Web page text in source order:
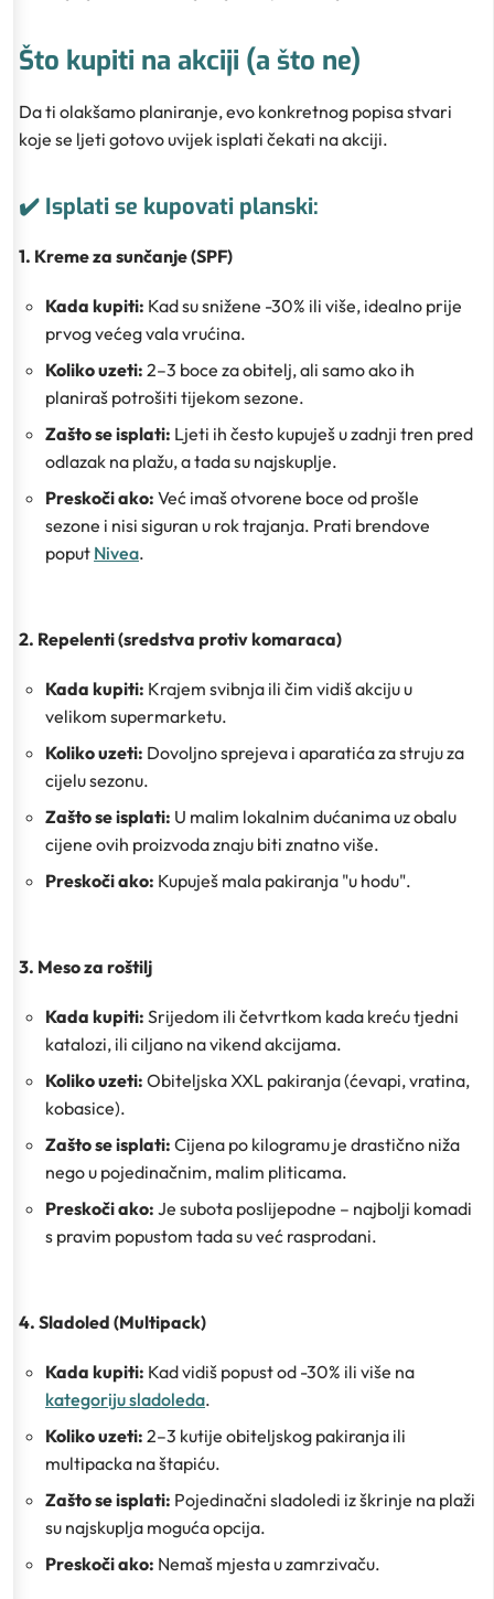
Što kupiti na akciji (a što ne)
Da ti olakšamo planiranje, evo konkretnog popisa stvari
koje se ljeti gotovo uvijek isplati čekati na akciji.
✔️ Isplati se kupovati planski:
1. Kreme za sunčanje (SPF)
Kada kupiti: Kad su snižene -30% ili više, idealno prije
prvog većeg vala vrućina.
Koliko uzeti: 2–3 boce za obitelj, ali samo ako ih
planiraš potrošiti tijekom sezone.
Zašto se isplati: Ljeti ih često kupuješ u zadnji tren pred
odlazak na plažu, a tada su najskuplje.
Preskoči ako: Već imaš otvorene boce od prošle
sezone i nisi siguran u rok trajanja. Prati brendove
poput Nivea.
2. Repelenti (sredstva protiv komaraca)
Kada kupiti: Krajem svibnja ili čim vidiš akciju u
velikom supermarketu.
Koliko uzeti: Dovoljno sprejeva i aparatića za struju za
cijelu sezonu.
Zašto se isplati: U malim lokalnim dućanima uz obalu
cijene ovih proizvoda znaju biti znatno više.
Preskoči ako: Kupuješ mala pakiranja "u hodu".
3. Meso za roštilj
Kada kupiti: Srijedom ili četvrtkom kada kreću tjedni
katalozi, ili ciljano na vikend akcijama.
Koliko uzeti: Obiteljska XXL pakiranja (ćevapi, vratina,
kobasice).
Zašto se isplati: Cijena po kilogramu je drastično niža
nego u pojedinačnim, malim pliticama.
Preskoči ako: Je subota poslijepodne – najbolji komadi
s pravim popustom tada su već rasprodani.
4. Sladoled (Multipack)
Kada kupiti: Kad vidiš popust od -30% ili više na
kategoriju sladoleda.
Koliko uzeti: 2–3 kutije obiteljskog pakiranja ili
multipacka na štapiću.
Zašto se isplati: Pojedinačni sladoledi iz škrinje na plaži
su najskuplja moguća opcija.
Preskoči ako: Nemaš mjesta u zamrzivaču.